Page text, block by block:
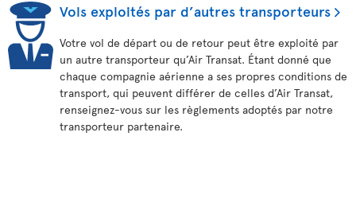
Vols exploités par d’autres transporteurs
Votre vol de départ ou de retour peut être exploité par
un autre transporteur qu’Air Transat. Étant donné que
chaque compagnie aérienne a ses propres conditions de
transport, qui peuvent différer de celles d’Air Transat,
renseignez-vous sur les règlements adoptés par notre
transporteur partenaire.